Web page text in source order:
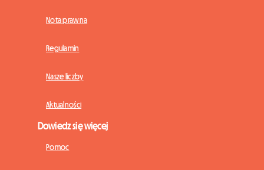
Nota prawna
Regulamin
Nasze liczby
Aktualności
Dowiedz się więcej
Pomoc